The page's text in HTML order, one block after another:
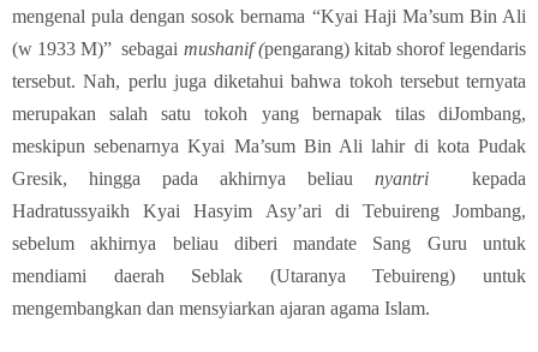
mengenal pula dengan sosok bernama “Kyai Haji Ma’sum Bin Ali
(w 1933 M)” sebagai mushanif (pengarang) kitab shorof legendaris
tersebut. Nah, perlu juga diketahui bahwa tokoh tersebut ternyata
merupakan salah satu tokoh yang bernapak tilas diJombang,
meskipun sebenarnya Kyai Ma’sum Bin Ali lahir di kota Pudak
Gresik, hingga pada akhirnya beliau nyantri
kepada
Hadratussyaikh Kyai Hasyim Asy’ari di Tebuireng Jombang,
sebelum akhirnya beliau diberi mandate Sang Guru untuk
mendiami daerah Seblak (Utaranya Tebuireng) untuk
mengembangkan dan mensyiarkan ajaran agama Islam.